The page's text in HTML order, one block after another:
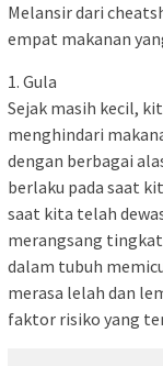
Melansir dari
empat makanan
1. Gula
Sejak masih kecil,
menghindari
dengan berbagai
berlaku pada saat
saat kita telah
merangsang
dalam tubuh
merasa lelah dan
faktor risiko yang